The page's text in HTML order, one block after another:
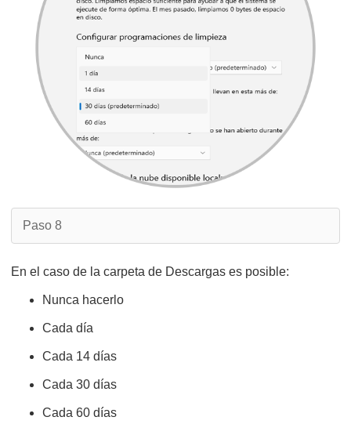
Paso 8
En el caso de la carpeta de Descargas es posible:
Nunca hacerlo
Cada día
Cada 14 días
Cada 30 días
Cada 60 días